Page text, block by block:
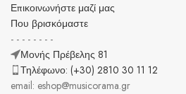
Επικοινωνήστε μαζί μας
Που βρισκόμαστε
- - - - - - - -
Μονής Πρέβελης 81
Τηλέφωνο: (+30) 2810 30 11 12
email: eshop@musicorama.gr